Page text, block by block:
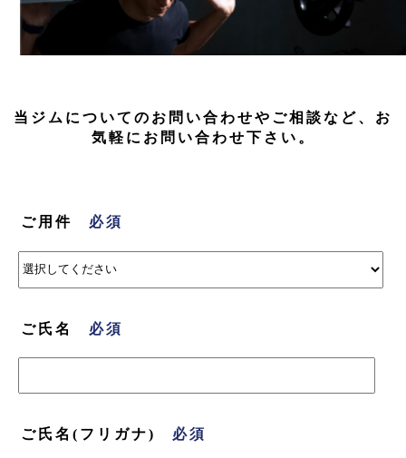
当ジムについてのお問い合わせやご相談など、お
気軽にお問い合わせ下さい。
ご用件
ご氏名
ご氏名(フリガナ)